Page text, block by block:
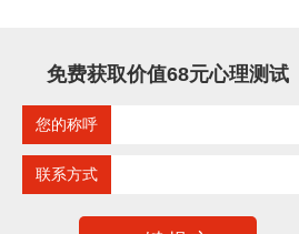
免费获取价值68元心理测试
您的称呼
联系方式